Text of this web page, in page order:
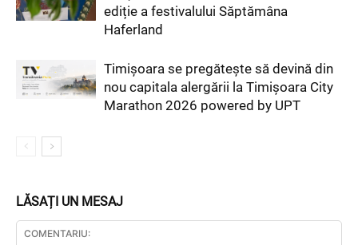
ediție a festivalului Săptămâna
Haferland
Timișoara se pregătește să devină din
nou capitala alergării la Timișoara City
Marathon 2026 powered by UPT
LĂSAȚI UN MESAJ